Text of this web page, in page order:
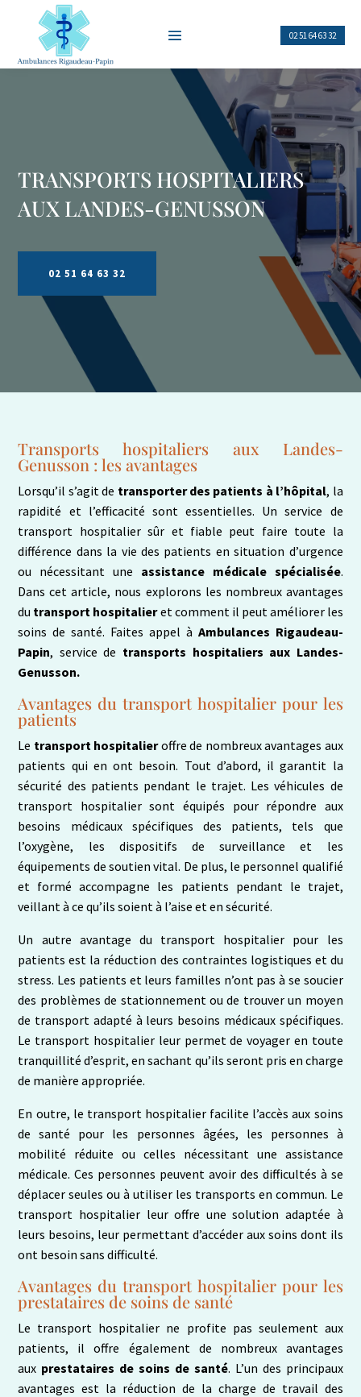
02 51 64 63 32
TRANSPORTS HOSPITALIERS
AUX LANDES-GENUSSON
02 51 64 63 32
Transports hospitaliers aux Landes-
Genusson : les avantages
Lorsqu’il s’agit de transporter des patients à l’hôpital, la
rapidité et l’efficacité sont essentielles. Un service de
transport hospitalier sûr et fiable peut faire toute la
différence dans la vie des patients en situation d’urgence
ou nécessitant une assistance médicale spécialisée.
Dans cet article, nous explorons les nombreux avantages
du transport hospitalieret comment il peut améliorer les
soins de santé. Faites appel à Ambulances Rigaudeau-
Papin, service de transports hospitaliers aux Landes-
Genusson.
Avantages du transport hospitalier pour les
patients
Le transport hospitalieroffre de nombreux avantages aux
patients qui en ont besoin. Tout d’abord, il garantit la
sécurité des patients pendant le trajet. Les véhicules de
transport hospitalier sont équipés pour répondre aux
besoins médicaux spécifiques des patients, tels que
l’oxygène, les dispositifs de surveillance et les
équipements de soutien vital. De plus, le personnel qualifié
et formé accompagne les patients pendant le trajet,
veillant à ce qu’ils soient à l’aise et en sécurité.
Un autre avantage du transport hospitalier pour les
patients est la réduction des contraintes logistiques et du
stress. Les patients et leurs familles n’ont pas à se soucier
des problèmes de stationnement ou de trouver un moyen
de transport adapté à leurs besoins médicaux spécifiques.
Le transport hospitalier leur permet de voyager en toute
tranquillité d’esprit, en sachant qu’ils seront pris en charge
de manière appropriée.
En outre, le transport hospitalier facilite l’accès aux soins
de santé pour les personnes âgées, les personnes à
mobilité réduite ou celles nécessitant une assistance
médicale. Ces personnes peuvent avoir des difficultés à se
déplacer seules ou à utiliser les transports en commun. Le
transport hospitalier leur offre une solution adaptée à
leurs besoins, leur permettant d’accéder aux soins dont ils
ont besoin sans difficulté.
Avantages du transport hospitalier pour les
prestataires de soins de santé
Le transport hospitalier ne profite pas seulement aux
patients, il offre également de nombreux avantages
aux prestataires de soins de santé. L’un des principaux
avantages est la réduction de la charge de travail des